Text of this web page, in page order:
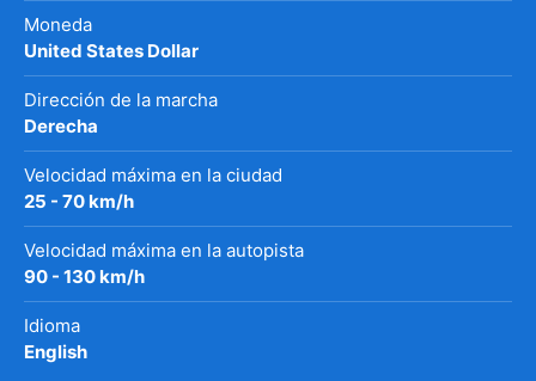
Moneda
United States Dollar
Dirección de la marcha
Derecha
Velocidad máxima en la ciudad
25 - 70 km/h
Velocidad máxima en la autopista
90 - 130 km/h
Idioma
English